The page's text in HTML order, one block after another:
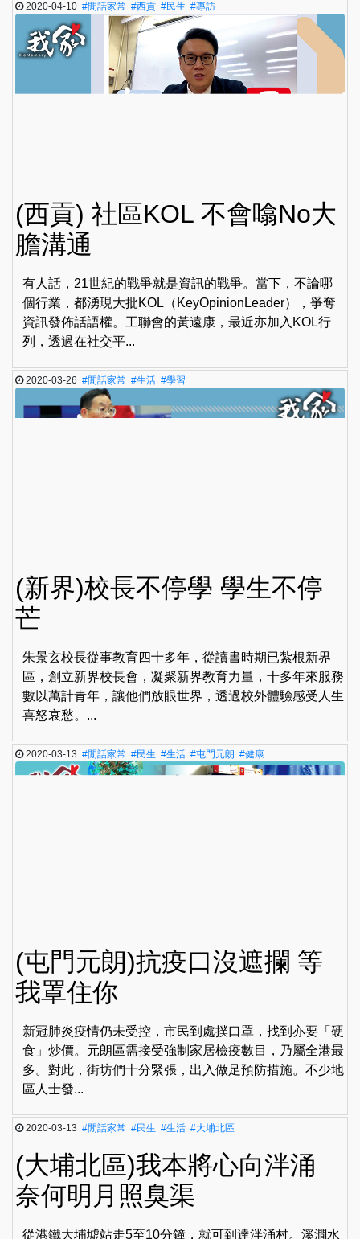
2020-04-10#閒話家常 #西貢 #民生 #專訪
(西貢) 社區KOL 不會噏No大
膽溝通
有人話，21世紀的戰爭就是資訊的戰爭。當下，不論哪
個行業，都湧現大批KOL（KeyOpinionLeader），爭奪
資訊發佈話語權。工聯會的黃遠康，最近亦加入KOL行
列，透過在社交平...
2020-03-26#閒話家常 #生活 #學習
(新界)校長不停學 學生不停
芒
朱景玄校長從事教育四十多年，從讀書時期已紮根新界
區，創立新界校長會，凝聚新界教育力量，十多年來服務
數以萬計青年，讓他們放眼世界，透過校外體驗感受人生
喜怒哀愁。...
2020-03-13#閒話家常 #民生 #生活 #屯門元朗 #健康
(屯門元朗)抗疫口沒遮攔 等
我罩住你
新冠肺炎疫情仍未受控，市民到處撲口罩，找到亦要「硬
食」炒價。元朗區需接受強制家居檢疫數目，乃屬全港最
多。對此，街坊們十分緊張，出入做足預防措施。不少地
區人士發...
2020-03-13#閒話家常 #民生 #生活 #大埔北區
(大埔北區)我本將心向泮涌
奈何明月照臭渠
從港鐵大埔墟站走5至10分鐘，就可到達泮涌村。溪澗水